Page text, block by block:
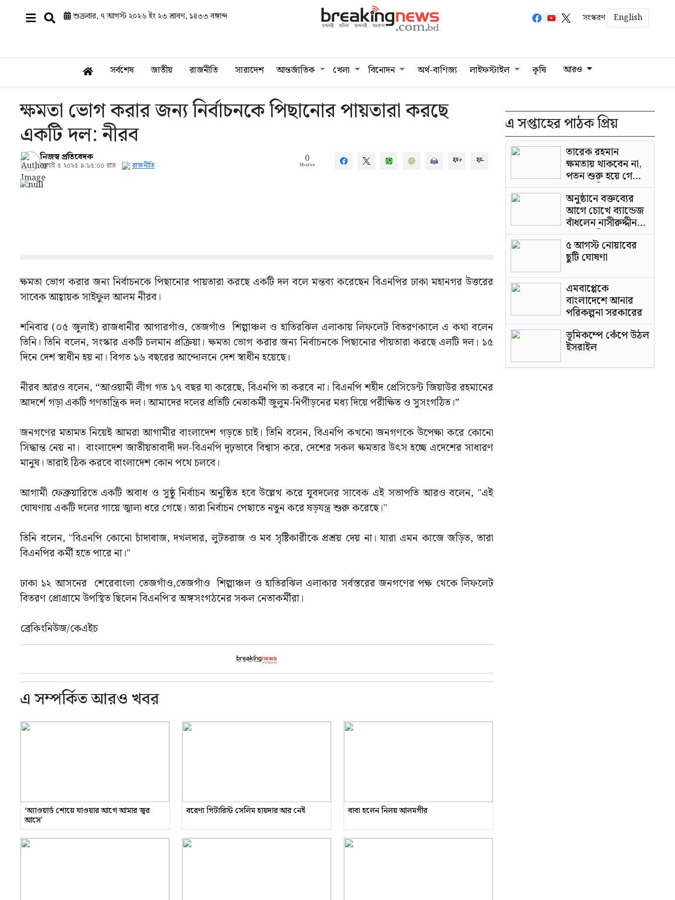
শুক্রবার, ৭ আগস্ট ২০২৬ ইং ২৩ শ্রাবণ, ১৪৩৩ বঙ্গাব্দ সংস্করণ English
সর্বশেষ জাতীয় রাজনীতি সারাদেশ আন্তর্জাতিক খেলা বিনোদন অর্থ-বাণিজ্য লাইফস্টাইল কৃষি আরও
ক্ষমতা ভোগ করার জন্য নির্বাচনকে পিছানোর পায়তারা করছে
একটি দল: নীরব
নিজস্ব প্রতিবেদক
জুলাই ৫ ২০২৫ ৯:১৫:০০ রাত রাজনীতি
0
Shares ফ+ ফ-
ক্ষমতা ভোগ করার জন্য নির্বাচনকে পিছানোর পায়তারা করছে একটি দল বলে মন্তব্য করেছেন বিএনপির ঢাকা মহানগর উত্তরের
সাবেক আহ্বায়ক সাইফুল আলম নীরব।
শনিবার (০৫ জুলাই) রাজধানীর আগারগাঁও, তেজগাঁও শিল্পাঞ্চল ও হাতিরঝিল এলাকায় লিফলেট বিতরণকালে এ কথা বলেন
তিনি। তিনি বলেন, সংস্কার একটি চলমান প্রক্রিয়া। ক্ষমতা ভোগ করার জন্য নির্বাচনকে পিছানোর পাঁয়তারা করছে এলটি দল। ১৫
দিনে দেশ স্বাধীন হয় না। বিগত ১৬ বছরের আন্দোলনে দেশ স্বাধীন হয়েছে।
নীরব আরও বলেন, “আওয়ামী লীগ গত ১৭ বছর যা করেছে, বিএনপি তা করবে না। বিএনপি শহীদ প্রেসিডেন্ট জিয়াউর রহমানের
আদর্শে গড়া একটি গণতান্ত্রিক দল। আমাদের দলের প্রতিটি নেতাকর্মী জুলুম-নিপীড়নের মধ্য দিয়ে পরীক্ষিত ও সুসংগঠিত।”
জনগণের মতামত নিয়েই আমরা আগামীর বাংলাদেশ গড়তে চাই। তিনি বলেন, বিএনপি কখনো জনগণকে উপেক্ষা করে কোনো
সিদ্ধান্ত নেয় না। বাংলাদেশ জাতীয়তাবাদী দল-বিএনপি দৃঢ়ভাবে বিশ্বাস করে, দেশের সকল ক্ষমতার উৎস হচ্ছে এদেশের সাধারণ
মানুষ। তারাই ঠিক করবে বাংলাদেশ কোন পথে চলবে।
আগামী ফেব্রুয়ারিতে একটি অবাধ ও সুষ্ঠু নির্বাচন অনুষ্ঠিত হবে উল্লেখ করে যুবদলের সাবেক এই সভাপতি আরও বলেন, "এই
ঘোষণায় একটি দলের গায়ে জ্বালা ধরে গেছে। তারা নির্বাচন পেছাতে নতুন করে ষড়যন্ত্র শুরু করেছে।"
তিনি বলেন, "বিএনপি কোনো চাঁদাবাজ, দখলদার, লুটতরাজ ও মব সৃষ্টিকারীকে প্রশ্রয় দেয় না। যারা এমন কাজে জড়িত, তারা
বিএনপির কর্মী হতে পারে না।"
ঢাকা ১২ আসনের শেরেবাংলা তেজগাঁও,তেজগাঁও শিল্পাঞ্চল ও হাতিরঝিল এলাকার সর্বস্তরের জনগণের পক্ষ থেকে লিফলেট
বিতরণ প্রোগ্রামে উপস্থিত ছিলেন বিএনপি'র অঙ্গসংগঠনের সকল নেতাকর্মীরা।
ব্রেকিংনিউজ/কেএইচ
এ সম্পর্কিত আরও খবর
‘অ্যাওয়ার্ড শোয়ে যাওয়ার আগে আমার জ্বর
আসে’
বরেণ্য গিটারিস্ট সেলিম হায়দার আর নেই বাবা হলেন নিলয় আলমগীর
এ সপ্তাহের পাঠক প্রিয়
তারেক রহমান
ক্ষমতায় থাকবেন না,
পতন শুরু হয়ে গেছে:
পাটওয়ারী
অনুষ্ঠানে বক্তব্যের
আগে চোখে ব্যান্ডেজ
বাঁধলেন নাসীরুদ্দীন
পাটওয়ারী
৫ আগস্ট নোয়াবের
ছুটি ঘোষণা
এমবাপ্পেকে
বাংলাদেশে আনার
পরিকল্পনা সরকারের
ভূমিকম্পে কেঁপে উঠল
ইসরাইল